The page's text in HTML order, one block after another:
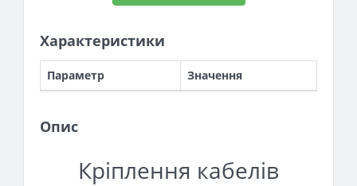
Характеристики
Параметр Значення
Опис
Кріплення кабелів